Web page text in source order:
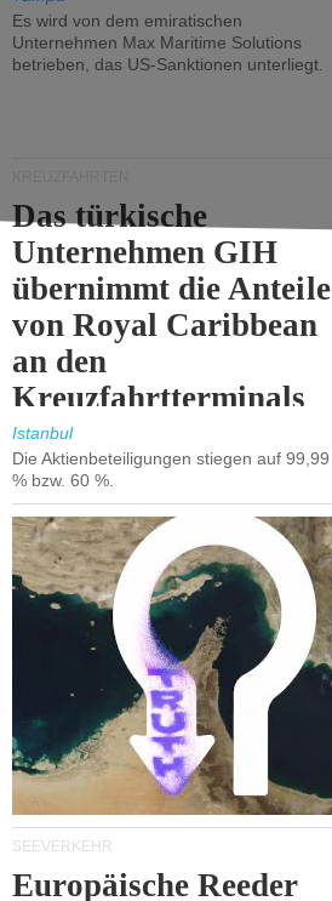
Es wird von dem emiratischen
Unternehmen Max Maritime Solutions
betrieben, das US-Sanktionen unterliegt.
Das türkische
Unternehmen GIH
übernimmt die Anteile
von Royal Caribbean
an den
Kreuzfahrtterminals
in Kusadasi und
Lissabon.
Istanbul
Die Aktienbeteiligungen stiegen auf 99,99
% bzw. 60 %.
SEEVERKEHR
Europäische Reeder